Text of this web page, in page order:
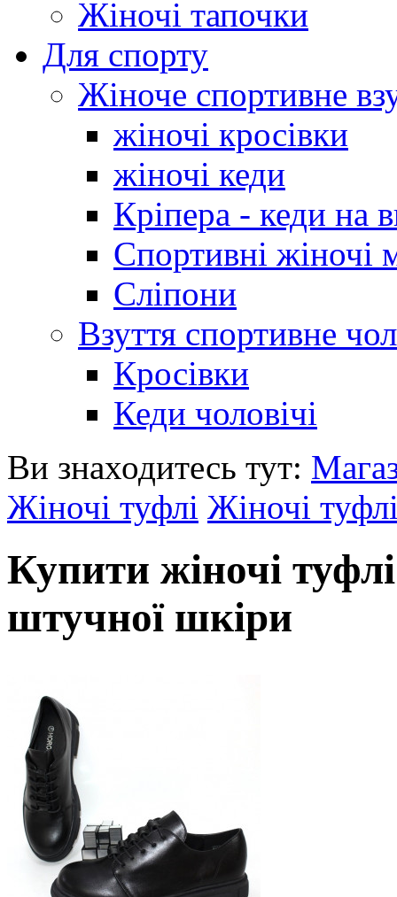
Жіночі тапочки
Для спорту
Жіноче спортивне
жіночі кросівки
жіночі кеди
Кріпера - кеди на
Спортивні жіночі
Сліпони
Взуття спортивне
Кросівки
Кеди чоловічі
Ви знаходитесь тут:
Жіночі туфлі Жіночі
Купити жіночі
штучної шкіри